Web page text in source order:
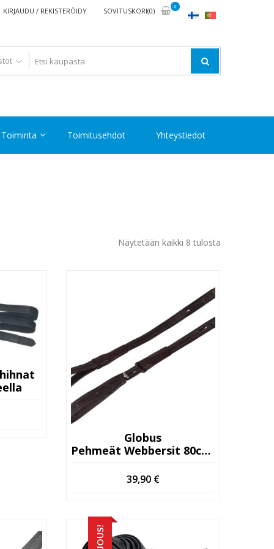
KIRJAUDU / REKISTERÖIDY SOVITUSKORI(0)
0
Toiminta Toimitusehdot Yhteystiedot
Näytetään kaikki 8 tulosta
Globus
Pehmeät Webbersit 80cm Musta
39,90 €